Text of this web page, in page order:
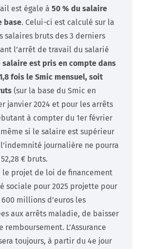
est égale à 50 % du salaire
base. Celui-ci est calculé sur la
salaires bruts des 3 derniers
l’arrêt de travail du salarié
salaire est pris en compte dans
fois le Smic mensuel, soit
(sur la base du Smic en
janvier 2024 et pour les arrêts
à compter du 1er février
même si le salaire est supérieur
l’indemnité journalière ne pourra
€ bruts.
le projet de loi de financement
sociale pour 2025 projette pour
millions d’euros les
aux arrêts maladie, de baisser
L’Assurance
toujours, à partir du 4e jour